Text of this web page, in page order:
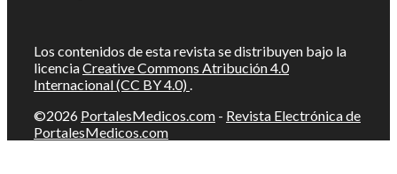
Los contenidos de esta revista se distribuyen bajo la
licenciaCreative Commons Atribución 4.0
Internacional (CC BY 4.0) .
©2026 PortalesMedicos.com - Revista Electrónica de
PortalesMedicos.com